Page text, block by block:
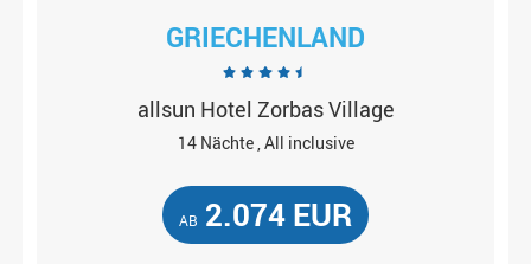
GRIECHENLAND
allsun Hotel Zorbas Village
14 Nächte , All inclusive
AB 2.074 EUR